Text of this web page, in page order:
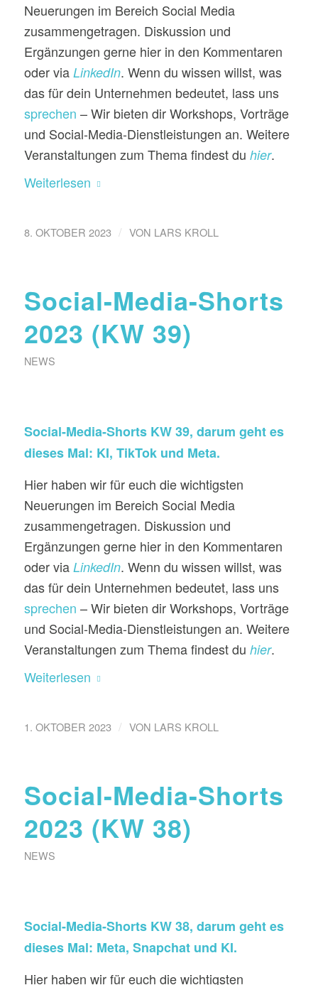
Neuerungen im Bereich Social Media
zusammengetragen. Diskussion und
Ergänzungen gerne hier in den Kommentaren
oder via LinkedIn. Wenn du wissen willst, was
das für dein Unternehmen bedeutet, lass uns
sprechen – Wir bieten dir Workshops, Vorträge
und Social-Media-Dienstleistungen an. Weitere
Veranstaltungen zum Thema findest du hier.
Weiterlesen
8. OKTOBER 2023 / VON LARS KROLL
Social-Media-Shorts
2023 (KW 39)
NEWS
Social-Media-Shorts KW 39, darum geht es
dieses Mal: KI, TikTok und Meta.
Hier haben wir für euch die wichtigsten
Neuerungen im Bereich Social Media
zusammengetragen. Diskussion und
Ergänzungen gerne hier in den Kommentaren
oder via LinkedIn. Wenn du wissen willst, was
das für dein Unternehmen bedeutet, lass uns
sprechen – Wir bieten dir Workshops, Vorträge
und Social-Media-Dienstleistungen an. Weitere
Veranstaltungen zum Thema findest du hier.
Weiterlesen
1. OKTOBER 2023 / VON LARS KROLL
Social-Media-Shorts
2023 (KW 38)
NEWS
Social-Media-Shorts KW 38, darum geht es
dieses Mal: Meta, Snapchat und KI.
Hier haben wir für euch die wichtigsten